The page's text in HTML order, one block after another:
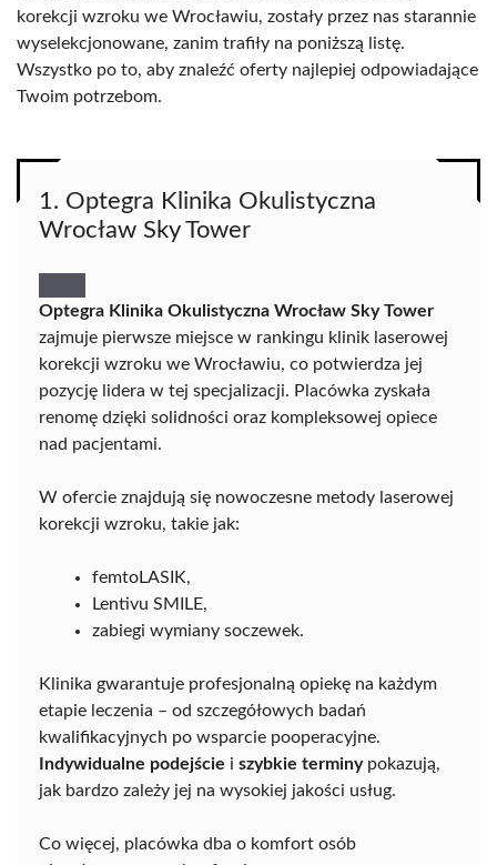
korekcji wzroku we Wrocławiu, zostały przez nas starannie
wyselekcjonowane, zanim trafiły na poniższą listę.
Wszystko po to, aby znaleźć oferty najlepiej odpowiadające
Twoim potrzebom.
1. Optegra Klinika Okulistyczna
Wrocław Sky Tower
Optegra Klinika Okulistyczna Wrocław Sky Tower
zajmuje pierwsze miejsce w rankingu klinik laserowej
korekcji wzroku we Wrocławiu, co potwierdza jej
pozycję lidera w tej specjalizacji. Placówka zyskała
renomę dzięki solidności oraz kompleksowej opiece
nad pacjentami.
W ofercie znajdują się nowoczesne metody laserowej
korekcji wzroku, takie jak:
femtoLASIK,
Lentivu SMILE,
zabiegi wymiany soczewek.
Klinika gwarantuje profesjonalną opiekę na każdym
etapie leczenia – od szczegółowych badań
kwalifikacyjnych po wsparcie pooperacyjne.
Indywidualne podejście i szybkie terminypokazują,
jak bardzo zależy jej na wysokiej jakości usług.
Co więcej, placówka dba o komfort osób